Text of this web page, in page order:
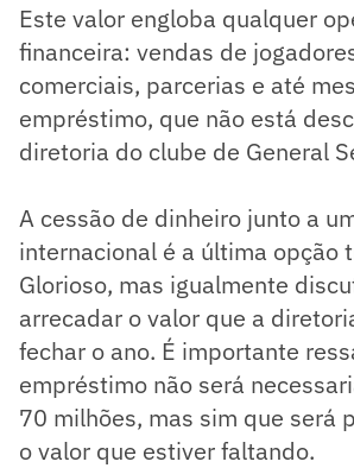
Este valor engloba qualquer
financeira: vendas de
comerciais, parcerias e até
empréstimo, que não está
diretoria do clube de General
A cessão de dinheiro junto a
internacional é a última opção
Glorioso, mas igualmente
arrecadar o valor que a
fechar o ano. É importante
empréstimo não será
70 milhões, mas sim que será
o valor que estiver faltando.